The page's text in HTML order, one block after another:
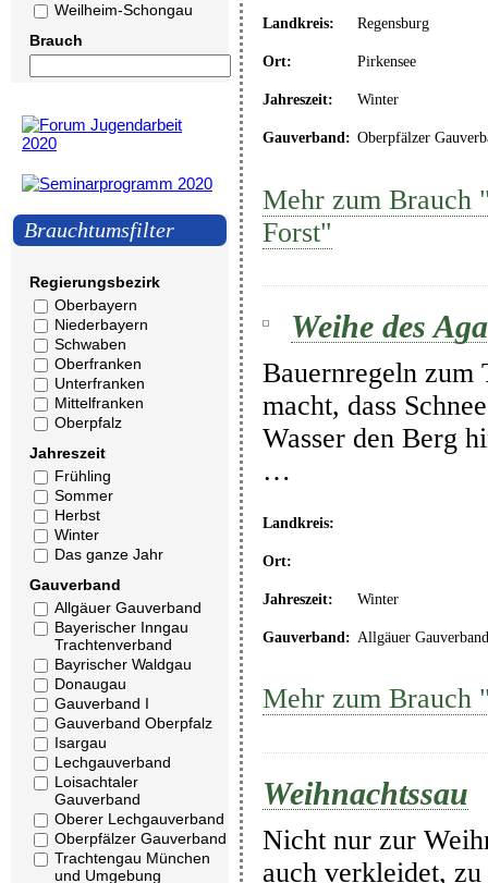
Weilheim-Schongau
Brauch
Brauchtumsfilter
Regierungsbezirk
Oberbayern
Niederbayern
Schwaben
Oberfranken
Unterfranken
Mittelfranken
Oberpfalz
Jahreszeit
Frühling
Sommer
Herbst
Winter
Das ganze Jahr
Gauverband
Allgäuer Gauverband
Bayerischer Inngau
Trachtenverband
Bayrischer Waldgau
Donaugau
Gauverband I
Gauverband Oberpfalz
Isargau
Lechgauverband
Loisachtaler
Gauverband
Oberer Lechgauverband
Oberpfälzer Gauverband
Trachtengau München
und Umgebung
Landkreis: Regensburg
Ort: Pirkensee
Jahreszeit: Winter
Gauverband: Oberpfälzer
Mehr zum Brauch
Forst"
Weihe des
Bauernregeln zum
macht, dass
Wasser den Berg
…
Landkreis:
Ort:
Jahreszeit: Winter
Gauverband: Allgäuer Gauverband
Mehr zum Brauch
Weihnachtssau
Nicht nur zur
auch verkleidet,